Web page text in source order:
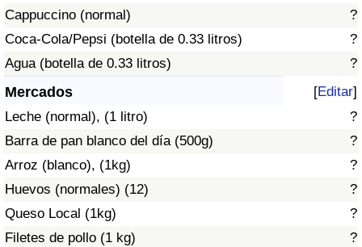
Cappuccino (normal)
?
Coca-Cola/Pepsi (botella de 0.33 litros)
?
Agua (botella de 0.33 litros)
?
Mercados [Editar]
Leche (normal), (1 litro)
?
Barra de pan blanco del día (500g)
?
Arroz (blanco), (1kg)
?
Huevos (normales) (12)
?
Queso Local (1kg)
?
Filetes de pollo (1 kg)
?
Índice de Criminalidad
Índice de criminalidad por país
Sanidad
Índice de Sanidad
Índice de Sanidad por País